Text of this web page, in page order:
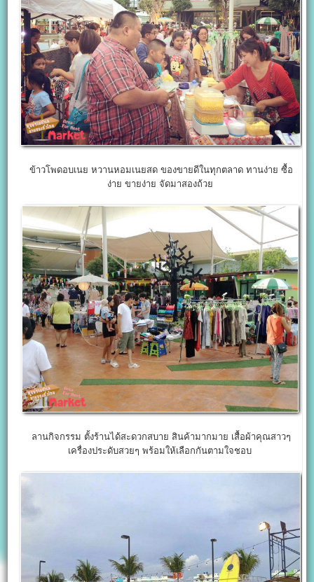
ข้าวโพดอบเนย หวานหอมเนยสด ของขายดีในทุกตลาด ทานง่าย ซื้อ
ง่าย ขายง่าย จัดมาสองถ้วย
ลานกิจกรรม ตั้งร้านได้สะดวกสบาย สินค้ามากมาย เสื้อผ้าคุณสาวๆ
เครื่องประดับสวยๆ พร้อมให้เลือกกันตามใจชอบ